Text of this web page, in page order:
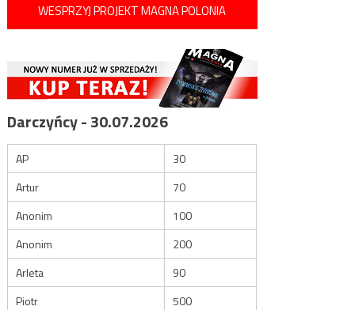
WESPRZYJ PROJEKT MAGNA POLONIA
Darczyńcy - 30.07.2026
AP
30
Artur
70
Anonim
100
Anonim
200
Arleta
90
Piotr
500